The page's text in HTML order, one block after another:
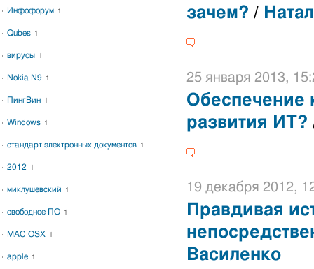
зачем? /
25 января 2013,
Обеспечение
развития ИТ?
19 декабря 2012,
Правдивая
Василенко
Инфофорум 1
Qubes 1
вирусы 1
Nokia N9 1
ПингВин 1
Windows 1
стандарт электронных документов 1
2012 1
миклушевский 1
свободное ПО 1
MAC OSX 1
apple 1